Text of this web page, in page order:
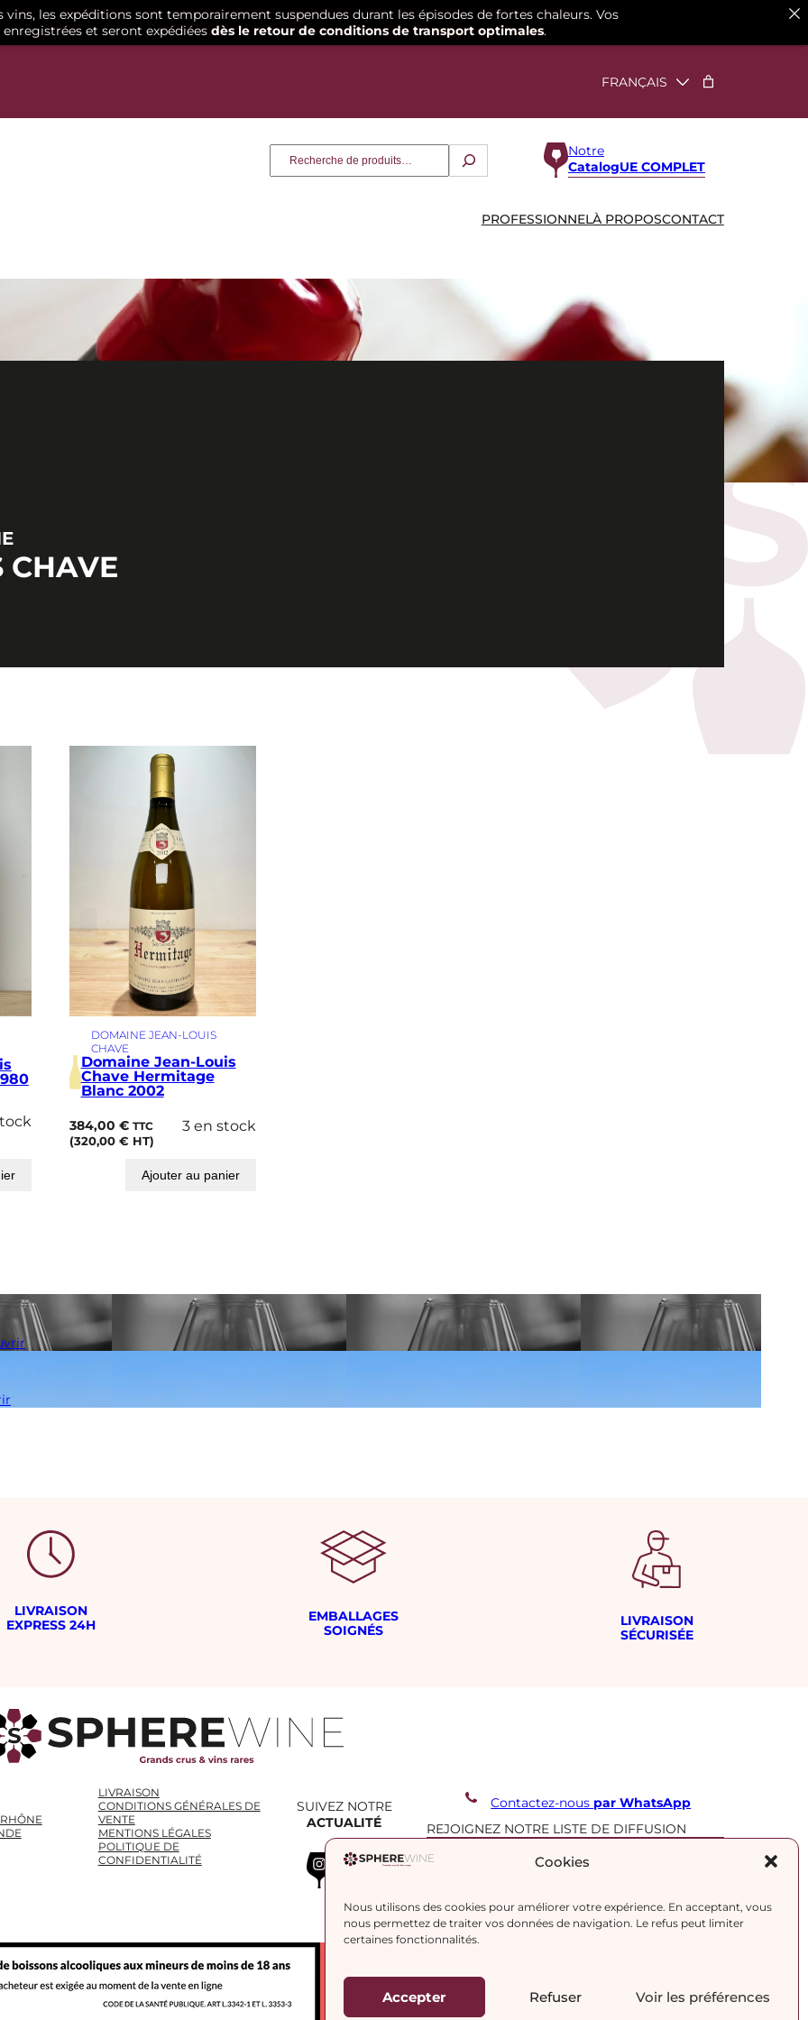
Cookies
Nous utilisons des cookies pour améliorer votre expérience. En acceptant, vous
nous permettez de traiter vos données de navigation. Le refus peut limiter
certaines fonctionnalités.
Accepter Refuser Voir les préférences
Notre
CatalogUE COMPLET
PROFESSIONNELÀ PROPOSCONTACT
CHAVE
DOMAINE JEAN-LOUIS
CHAVE
Domaine Jean-Louis
Chave Hermitage
Blanc 2002
384,00 € TTC
(320,00 €HT)
3 en stock
Ajouter au panier
LIVRAISON
EXPRESS 24H
EMBALLAGES
SOIGNÉS
LIVRAISON
SÉCURISÉE
LIVRAISON
CONDITIONS GÉNÉRALES DE
VENTE
MENTIONS LÉGALES
POLITIQUE DE
CONFIDENTIALITÉ
SUIVEZ NOTRE
ACTUALITÉ
Instagram WhatsApp LinkedIn
Contactez-nous par WhatsApp
REJOIGNEZ NOTRE LISTE DE DIFFUSION
les expéditions sont temporairement suspendues durant les épisodes de fortes chaleurs. Vos
et seront expédiées dès le retour de conditions de transport optimales.